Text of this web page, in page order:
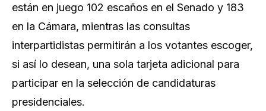
están en juego 102 escaños en el Senado y 183
en la Cámara, mientras las consultas
interpartidistas permitirán a los votantes escoger,
si así lo desean, una sola tarjeta adicional para
participar en la selección de candidaturas
presidenciales.